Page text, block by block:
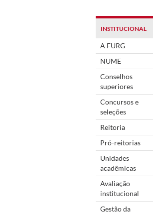
INSTITUCIONAL
A FURG
NUME
Conselhos
superiores
Concursos e
seleções
Reitoria
Pró-reitorias
Unidades
acadêmicas
Avaliação
institucional
Gestão da